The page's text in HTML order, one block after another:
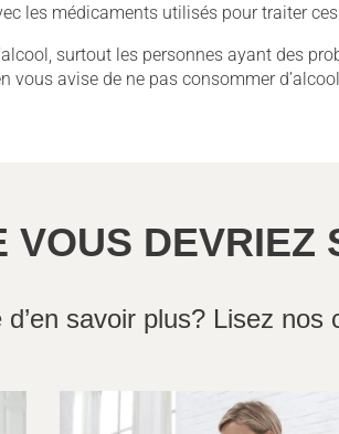
les médicaments utilisés pour traiter
surtout les personnes ayant des
vous avise de ne pas consommer
VOUS
d’en savoir plus? Lisez